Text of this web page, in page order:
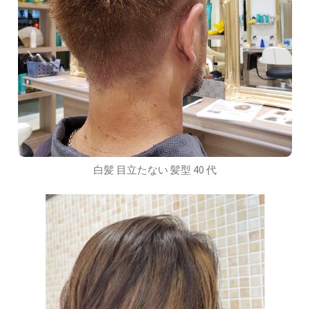
白髪 目立たない 髪型 40 代